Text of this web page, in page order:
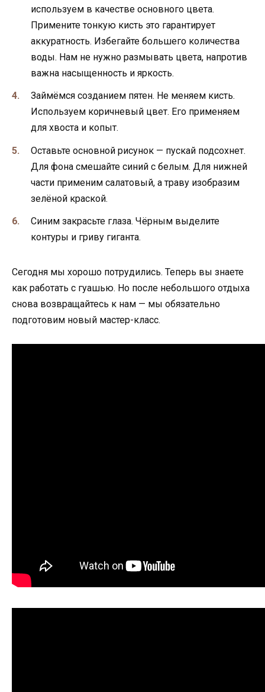
используем в качестве основного цвета.
Примените тонкую кисть это гарантирует
аккуратность. Избегайте большего количества
воды. Нам не нужно размывать цвета, напротив
важна насыщенность и яркость.
Займёмся созданием пятен. Не меняем кисть.
Используем коричневый цвет. Его применяем
для хвоста и копыт.
Оставьте основной рисунок — пускай подсохнет.
Для фона смешайте синий с белым. Для нижней
части применим салатовый, а траву изобразим
зелёной краской.
Синим закрасьте глаза. Чёрным выделите
контуры и гриву гиганта.
Сегодня мы хорошо потрудились. Теперь вы знаете
как работать с гуашью. Но после небольшого отдыха
снова возвращайтесь к нам — мы обязательно
подготовим новый мастер-класс.